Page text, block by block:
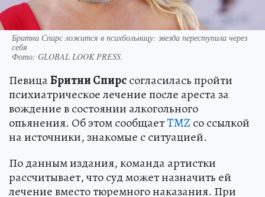
Бритни Спирс ложится в психбольницу: звезда переступила через
себя
Фото: GLOBAL LOOK PRESS.
ПевицаБритни Спирссогласилась пройти
психиатрическое лечение после ареста за
вождение в состоянии алкогольного
опьянения. Об этом сообщаетTMZ со ссылкой
на источники, знакомые с ситуацией.
По данным издания, команда артистки
рассчитывает, что суд может назначить ей
лечение вместо тюремного наказания. При